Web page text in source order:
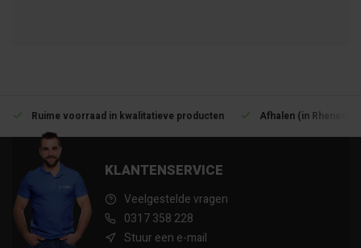
Ruime voorraad in kwalitatieve producten Afhalen (in Rhenen)
KLANTENSERVICE
Veelgestelde vragen
0317 358 228
Stuur een e-mail